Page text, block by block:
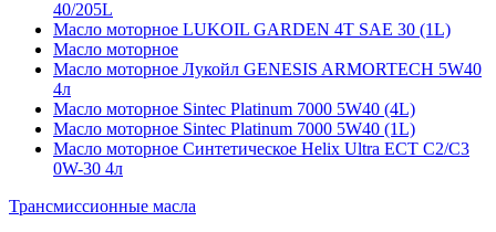
40/205L
Масло моторное LUKOIL GARDEN 4Т SAE 30 (1L)
Масло моторное
Масло моторное Лукойл GENESIS ARMORTECH 5W40
4л
Масло моторное Sintec Platinum 7000 5W40 (4L)
Масло моторное Sintec Platinum 7000 5W40 (1L)
Масло моторное Синтетическое Helix Ultra ECT C2/C3
0W-30 4л
Трансмиссионные масла